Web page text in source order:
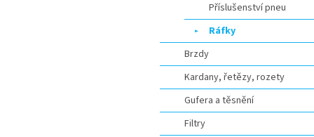
Příslušenství pneu
Ráfky
Brzdy
Kardany, řetězy, rozety
Gufera a těsnění
Filtry